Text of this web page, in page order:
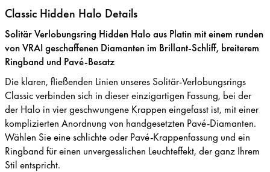
Classic Hidden Halo Details
Solitär Verlobungsring Hidden Halo aus Platin mit einem runden
von VRAI geschaffenen Diamanten im Brillant-Schliff, breiterem
Ringband und Pavé-Besatz
Die klaren, fließenden Linien unseres Solitär-Verlobungsrings
Classic verbinden sich in dieser einzigartigen Fassung, bei der
der Halo in vier geschwungene Krappen eingefasst ist, mit einer
komplizierten Anordnung von handgesetzten Pavé-Diamanten.
Wählen Sie eine schlichte oder Pavé-Krappenfassung und ein
Ringband für einen unvergesslichen Leuchteffekt, der ganz Ihrem
Stil entspricht.